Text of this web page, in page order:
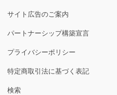
サイト広告のご案内
パートナーシップ構築宣言
プライバシーポリシー
特定商取引法に基づく表記
検索